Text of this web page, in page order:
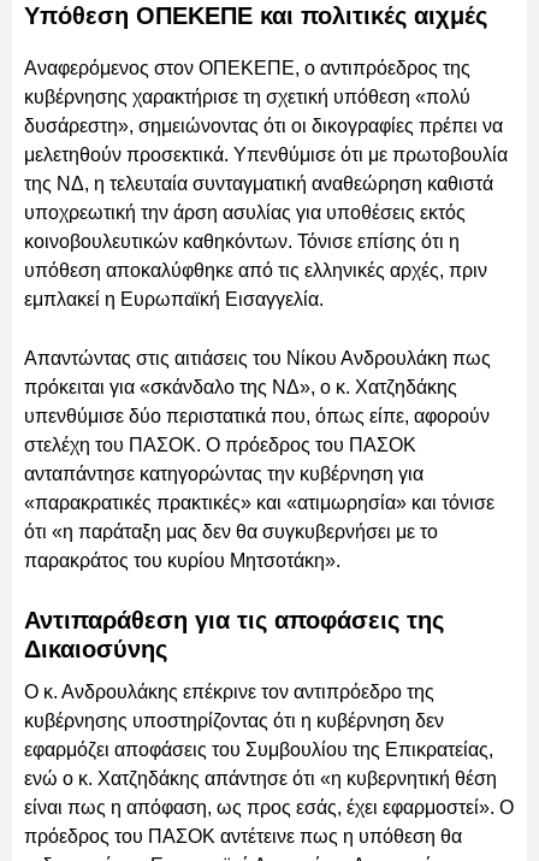
Υπόθεση ΟΠΕΚΕΠΕ και πολιτικές αιχμές
Αναφερόμενος στον ΟΠΕΚΕΠΕ, ο αντιπρόεδρος της
κυβέρνησης χαρακτήρισε τη σχετική υπόθεση «πολύ
δυσάρεστη», σημειώνοντας ότι οι δικογραφίες πρέπει να
μελετηθούν προσεκτικά. Υπενθύμισε ότι με πρωτοβουλία
της ΝΔ, η τελευταία συνταγματική αναθεώρηση καθιστά
υποχρεωτική την άρση ασυλίας για υποθέσεις εκτός
κοινοβουλευτικών καθηκόντων. Τόνισε επίσης ότι η
υπόθεση αποκαλύφθηκε από τις ελληνικές αρχές, πριν
εμπλακεί η Ευρωπαϊκή Εισαγγελία.
Απαντώντας στις αιτιάσεις του Νίκου Ανδρουλάκη πως
πρόκειται για «σκάνδαλο της ΝΔ», ο κ. Χατζηδάκης
υπενθύμισε δύο περιστατικά που, όπως είπε, αφορούν
στελέχη του ΠΑΣΟΚ. Ο πρόεδρος του ΠΑΣΟΚ
ανταπάντησε κατηγορώντας την κυβέρνηση για
«παρακρατικές πρακτικές» και «ατιμωρησία» και τόνισε
ότι «η παράταξη μας δεν θα συγκυβερνήσει με το
παρακράτος του κυρίου Μητσοτάκη».
Αντιπαράθεση για τις αποφάσεις της
Δικαιοσύνης
Ο κ. Ανδρουλάκης επέκρινε τον αντιπρόεδρο της
κυβέρνησης υποστηρίζοντας ότι η κυβέρνηση δεν
εφαρμόζει αποφάσεις του Συμβουλίου της Επικρατείας,
ενώ ο κ. Χατζηδάκης απάντησε ότι «η κυβερνητική θέση
είναι πως η απόφαση, ως προς εσάς, έχει εφαρμοστεί». Ο
πρόεδρος του ΠΑΣΟΚ αντέτεινε πως η υπόθεση θα